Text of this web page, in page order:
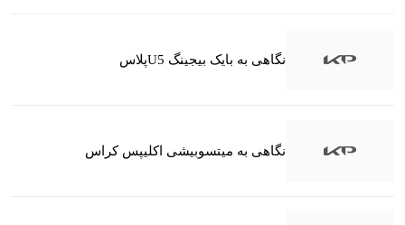
نگاهی به بایک بیجینگ U5پلاس
نگاهی به میتسوبیشی اکلیپس کراس